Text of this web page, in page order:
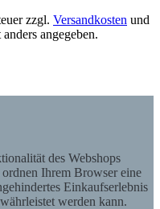
zzgl. Versandkosten und
angegeben.
des Webshops
Ihrem Browser eine
Einkaufserlebnis
werden kann.